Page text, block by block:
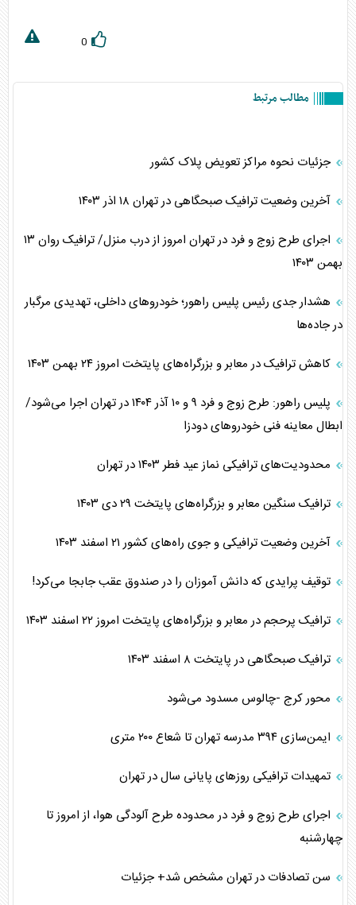
0
مطالب مرتبط
جزئیات نحوه مراکز تعویض پلاک کشور
آخرین وضعیت ترافیک صبحگاهی در تهران ۱۸ اذر ۱۴۰۳
اجرای طرح زوج و فرد در تهران امروز از درب منزل/ ترافیک روان ۱۳
بهمن ۱۴۰۳
هشدار جدی رئیس پلیس راهور؛ خودروهای داخلی، تهدیدی مرگبار
در جاده‌ها
کاهش ترافیک در معابر و بزرگراه‌های پایتخت امروز ۲۴ بهمن ۱۴۰۳
پلیس راهور: طرح زوج و فرد ۹ و ۱۰ آذر ۱۴۰۴ در تهران اجرا می‌شود/
ابطال معاینه فنی خودرو‌های دودزا
محدودیت‌های ترافیکی نماز عید فطر ۱۴۰۳ در تهران
ترافیک سنگین معابر و بزرگراه‌های پایتخت ۲۹ دی ۱۴۰۳
آخرین وضعیت ترافیکی و جوی راه‌های کشور ۲۱ اسفند ۱۴۰۳
توقیف پرایدی که دانش آموزان را در صندوق عقب جابجا می‌کرد!
ترافیک پرحجم در معابر و بزرگراه‌های پایتخت امروز ۲۲ اسفند ۱۴۰۳
ترافیک صبحگاهی در پایتخت ۸ اسفند ۱۴۰۳
محور کرج -چالوس مسدود می‌شود
ایمن‌سازی ۳۹۴ مدرسه تهران تا شعاع ۲۰۰ متری
تمهیدات ترافیکی روزهای پایانی سال در تهران
اجرای طرح زوج و فرد در محدوده طرح آلودگی هوا، از امروز تا
چهارشنبه
سن تصادفات در تهران مشخص شد+ جزئیات